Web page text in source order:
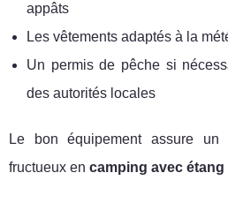
appâts
Les vêtements adaptés à la
Un permis de pêche si
des autorités locales
Le bon équipement assure un
fructueux en camping avec étang